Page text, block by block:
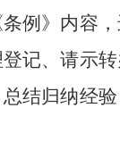
例》内容
记、请示
结归纳经